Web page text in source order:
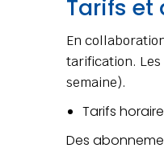
Tarifs et
En
tarification. Les
semaine).
Tarifs
Des